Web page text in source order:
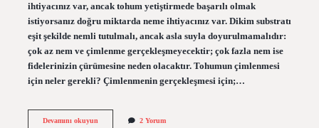
ihtiyacınız var, ancak tohum yetiştirmede başarılı olmak
istiyorsanız doğru miktarda neme ihtiyacınız var. Dikim substratı
eşit şekilde nemli tutulmalı, ancak asla suyla doyurulmamalıdır:
çok az nem ve çimlenme gerçekleşmeyecektir; çok fazla nem ise
fidelerinizin çürümesine neden olacaktır. Tohumun çimlenmesi
için neler gerekli? Çimlenmenin gerçekleşmesi için;…
Devamını okuyunTohumun
2 Yorum